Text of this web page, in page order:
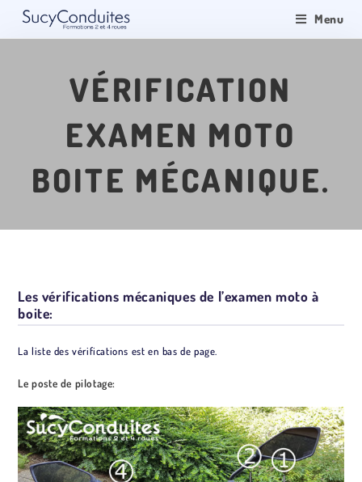
Menu
VÉRIFICATION
EXAMEN MOTO
BOITE MÉCANIQUE.
Les vérifications mécaniques de l’examen moto à
boite:
La liste des vérifications est en bas de page.
Le poste de pilotage: